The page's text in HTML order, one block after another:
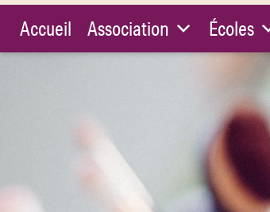
Accueil Association Écoles